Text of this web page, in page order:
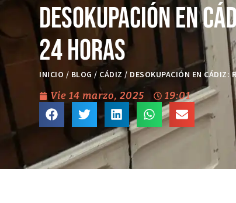
Desokupación en
24 horas
INICIO / BLOG / CÁDIZ / DESOKUPACIÓN EN CÁDIZ:
Vie 14 marzo, 2025 19:01